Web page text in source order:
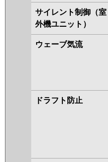
PLZ-
PLZ-
PLZ-
PLZ-
PLZ-
RCI-
サイレント制御（室
外機ユニット）
ウェーブ気流
ドラフト防止